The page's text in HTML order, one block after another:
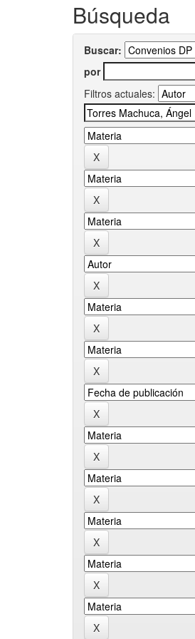
Búsqueda
Buscar:
por
Filtros actuales: